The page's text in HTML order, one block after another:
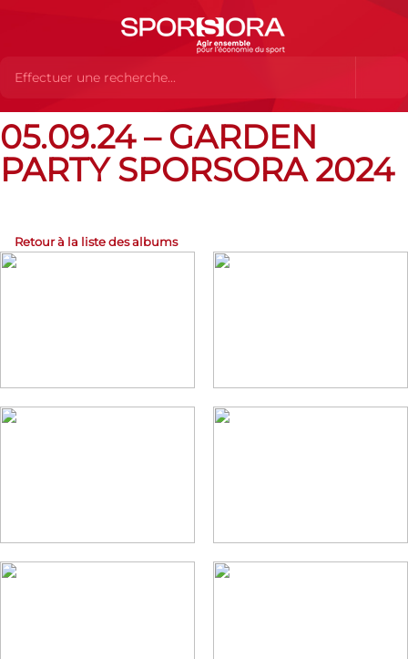
Albums Flickr 05.09.24 – Garden Party SPORSORA 2024
05.09.24 – GARDEN
PARTY SPORSORA 2024
Retour à la liste des albums